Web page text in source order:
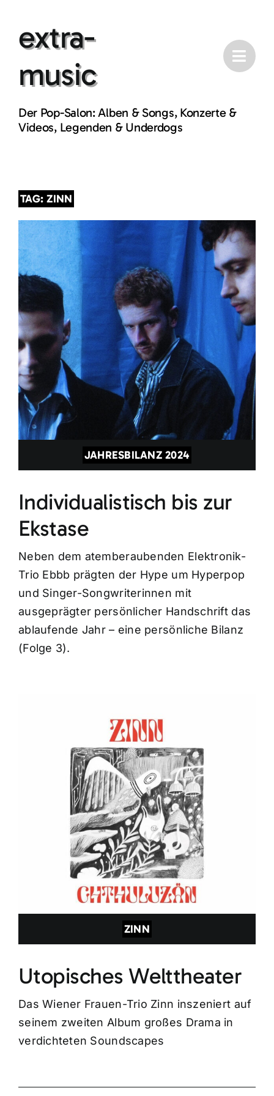
contentextra-
music
Der Pop-Salon: Alben & Songs, Konzerte &
Videos, Legenden & Underdogs
TAG: ZINN
JAHRESBILANZ 2024
Individualistisch bis zur
Ekstase
Neben dem atemberaubenden Elektronik-
Trio Ebbb prägten der Hype um Hyperpop
und Singer-Songwriterinnen mit
ausgeprägter persönlicher Handschrift das
ablaufende Jahr – eine persönliche Bilanz
(Folge 3).
ZINN
Utopisches Welttheater
Das Wiener Frauen-Trio Zinn inszeniert auf
seinem zweiten Album großes Drama in
verdichteten Soundscapes